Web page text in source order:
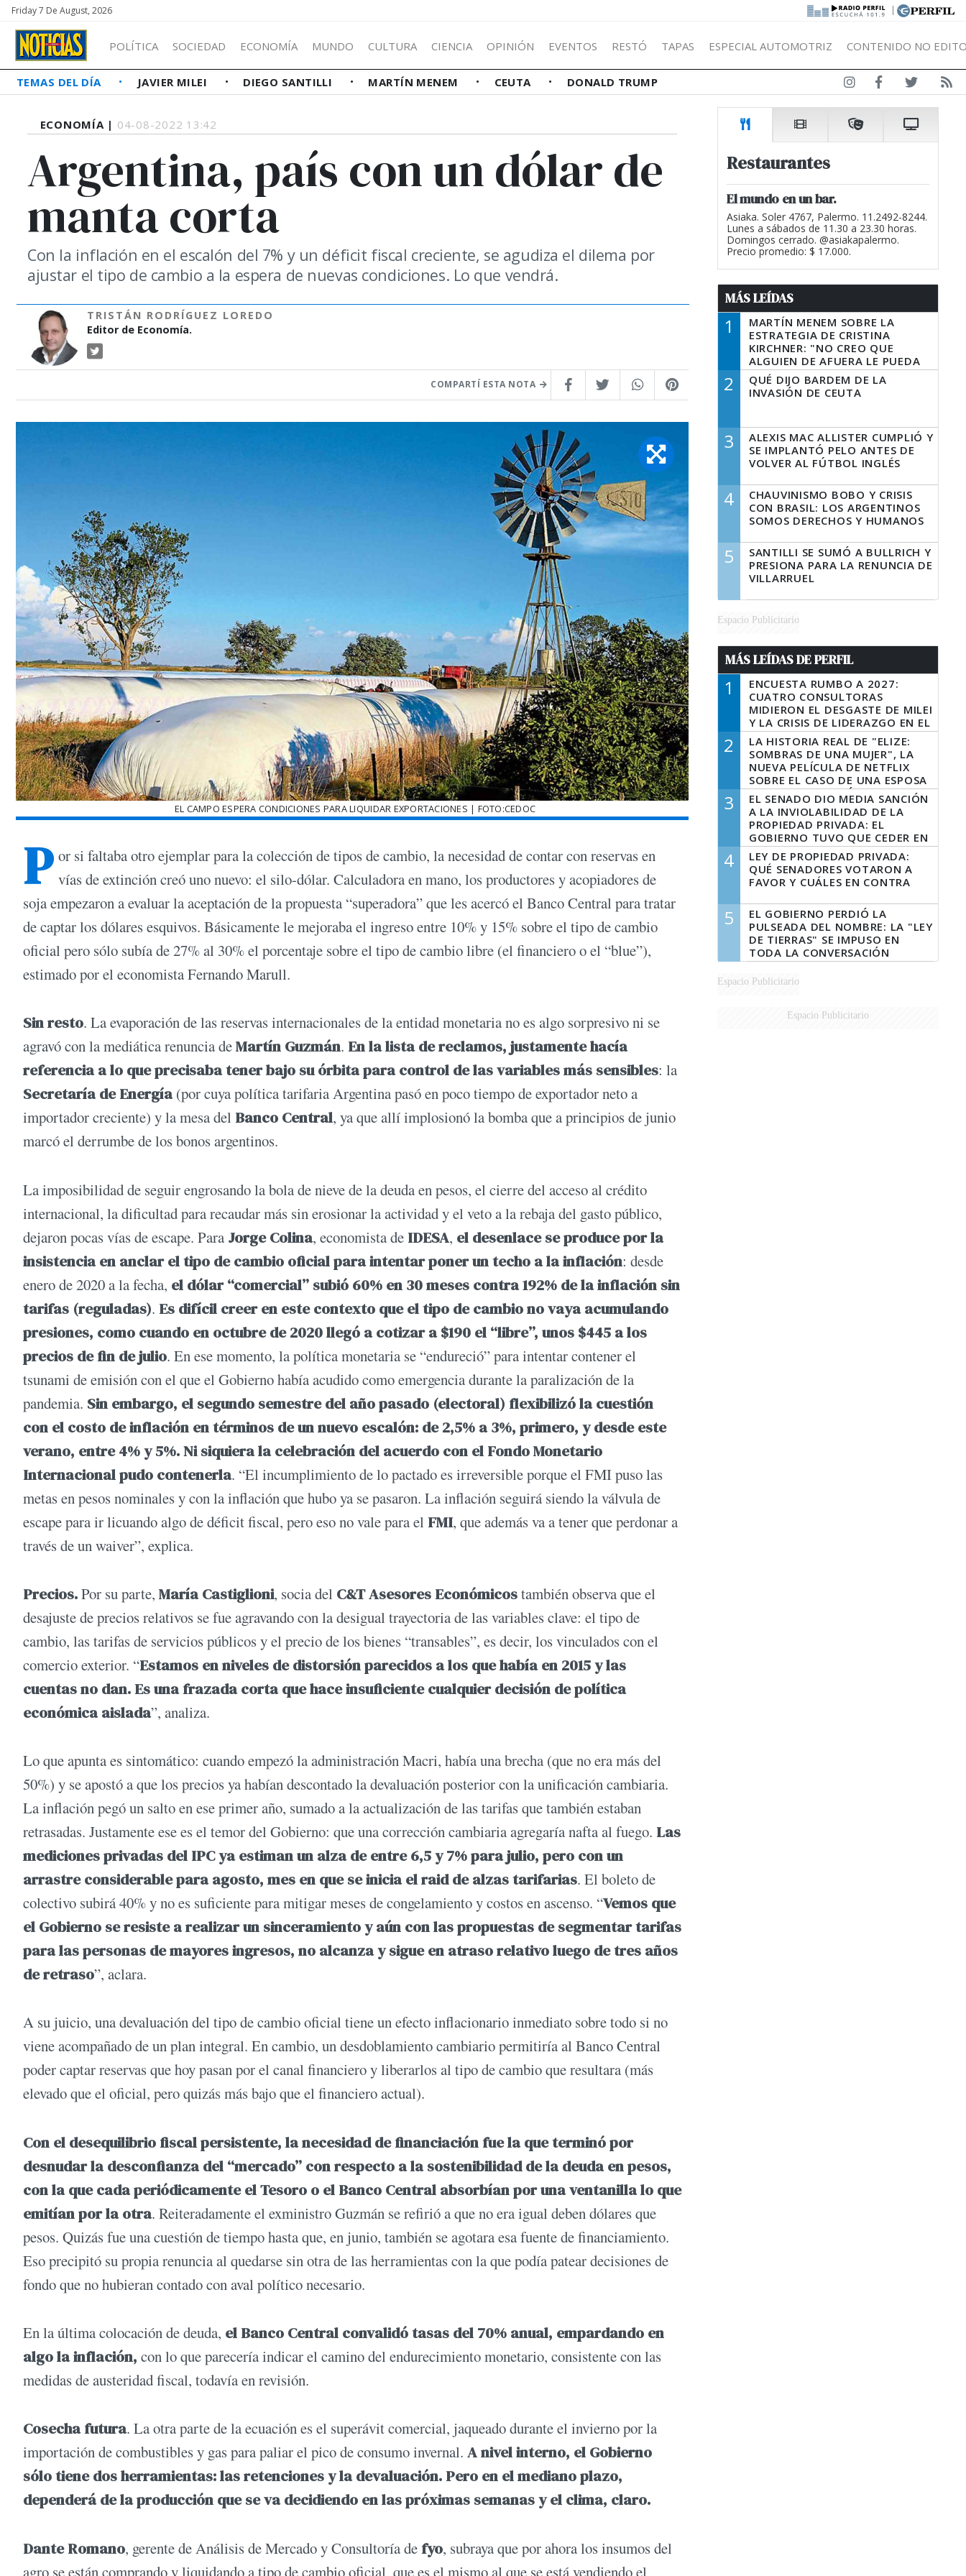
Friday 7 De August, 2026 |
POLÍTICA SOCIEDAD ECONOMÍA MUNDO CULTURA CIENCIA OPINIÓN EVENTOS RESTÓ TAPAS ESPECIAL AUTOMOTRIZ CONTENIDO NO
TEMAS DEL DÍA JAVIER MILEI DIEGO SANTILLI MARTÍN MENEM CEUTA DONALD TRUMP
ECONOMÍA | 04-08-2022 13:42
Argentina, país con un dólar de
manta corta
Con la inflación en el escalón del 7% y un déficit fiscal creciente, se agudiza el dilema por
ajustar el tipo de cambio a la espera de nuevas condiciones. Lo que vendrá.
TRISTÁN RODRÍGUEZ LOREDO
Editor de Economía.
COMPARTÍ ESTA NOTA
EL CAMPO ESPERA CONDICIONES PARA LIQUIDAR EXPORTACIONES | FOTO:CEDOC
P or si faltaba otro ejemplar para la colección de tipos de cambio, la necesidad de contar con reservas en
vías de extinción creó uno nuevo: el silo-dólar. Calculadora en mano, los productores y acopiadores de
soja empezaron a evaluar la aceptación de la propuesta “superadora” que les acercó el Banco Central para tratar
de captar los dólares esquivos. Básicamente le mejoraba el ingreso entre 10% y 15% sobre el tipo de cambio
oficial pero sólo subía de 27% al 30% el porcentaje sobre el tipo de cambio libre (el financiero o el “blue”),
estimado por el economista Fernando Marull.
Sin resto. La evaporación de las reservas internacionales de la entidad monetaria no es algo sorpresivo ni se
agravó con la mediática renuncia deMartín Guzmán. En la lista de reclamos, justamente hacía
referencia a lo que precisaba tener bajo su órbita para control de las variables más sensibles: la
Secretaría de Energía(por cuya política tarifaria Argentina pasó en poco tiempo de exportador neto a
importador creciente) y la mesa del Banco Central, ya que allí implosionó la bomba que a principios de junio
marcó el derrumbe de los bonos argentinos.
La imposibilidad de seguir engrosando la bola de nieve de la deuda en pesos, el cierre del acceso al crédito
internacional, la dificultad para recaudar más sin erosionar la actividad y el veto a la rebaja del gasto público,
dejaron pocas vías de escape. Para Jorge Colina, economista de IDESA, el desenlace se produce por la
insistencia en anclar el tipo de cambio oficial para intentar poner un techo a la inflación: desde
enero de 2020 a la fecha, el dólar “comercial” subió 60% en 30 meses contra 192% de la inflación sin
tarifas (reguladas). Es difícil creer en este contexto que el tipo de cambio no vaya acumulando
presiones, como cuando en octubre de 2020 llegó a cotizar a $190 el “libre”, unos $445 a los
precios de fin de julio. En ese momento, la política monetaria se “endureció” para intentar contener el
tsunami de emisión con el que el Gobierno había acudido como emergencia durante la paralización de la
pandemia. Sin embargo, el segundo semestre del año pasado (electoral) flexibilizó la cuestión
con el costo de inflación en términos de un nuevo escalón: de 2,5% a 3%, primero, y desde este
verano, entre 4% y 5%. Ni siquiera la celebración del acuerdo con el Fondo Monetario
Internacional pudo contenerla. “El incumplimiento de lo pactado es irreversible porque el FMI puso las
metas en pesos nominales y con la inflación que hubo ya se pasaron. La inflación seguirá siendo la válvula de
escape para ir licuando algo de déficit fiscal, pero eso no vale para el FMI, que además va a tener que perdonar a
través de un waiver”, explica.
Precios.Por su parte, María Castiglioni, socia del C&T Asesores Económicostambién observa que el
desajuste de precios relativos se fue agravando con la desigual trayectoria de las variables clave: el tipo de
cambio, las tarifas de servicios públicos y el precio de los bienes “transables”, es decir, los vinculados con el
comercio exterior. “Estamos en niveles de distorsión parecidos a los que había en 2015 y las
cuentas no dan. Es una frazada corta que hace insuficiente cualquier decisión de política
económica aislada”, analiza.
Lo que apunta es sintomático: cuando empezó la administración Macri, había una brecha (que no era más del
50%) y se apostó a que los precios ya habían descontado la devaluación posterior con la unificación cambiaria.
La inflación pegó un salto en ese primer año, sumado a la actualización de las tarifas que también estaban
retrasadas. Justamente ese es el temor del Gobierno: que una corrección cambiaria agregaría nafta al fuego. Las
mediciones privadas del IPC ya estiman un alza de entre 6,5 y 7% para julio, pero con un
arrastre considerable para agosto, mes en que se inicia el raid de alzas tarifarias. El boleto de
colectivo subirá 40% y no es suficiente para mitigar meses de congelamiento y costos en ascenso. “Vemos que
el Gobierno se resiste a realizar un sinceramiento y aún con las propuestas de segmentar tarifas
para las personas de mayores ingresos, no alcanza y sigue en atraso relativo luego de tres años
de retraso”, aclara.
A su juicio, una devaluación del tipo de cambio oficial tiene un efecto inflacionario inmediato sobre todo si no
viene acompañado de un plan integral. En cambio, un desdoblamiento cambiario permitiría al Banco Central
poder captar reservas que hoy pasan por el canal financiero y liberarlos al tipo de cambio que resultara (más
elevado que el oficial, pero quizás más bajo que el financiero actual).
Con el desequilibrio fiscal persistente, la necesidad de financiación fue la que terminó por
desnudar la desconfianza del “mercado” con respecto a la sostenibilidad de la deuda en pesos,
con la que cada periódicamente el Tesoro o el Banco Central absorbían por una ventanilla lo que
emitían por la otra. Reiteradamente el exministro Guzmán se refirió a que no era igual deben dólares que
pesos. Quizás fue una cuestión de tiempo hasta que, en junio, también se agotara esa fuente de financiamiento.
Eso precipitó su propia renuncia al quedarse sin otra de las herramientas con la que podía patear decisiones de
fondo que no hubieran contado con aval político necesario.
En la última colocación de deuda, el Banco Central convalidó tasas del 70% anual, empardando en
algo la inflación, con lo que parecería indicar el camino del endurecimiento monetario, consistente con las
medidas de austeridad fiscal, todavía en revisión.
Cosecha futura. La otra parte de la ecuación es el superávit comercial, jaqueado durante el invierno por la
importación de combustibles y gas para paliar el pico de consumo invernal. A nivel interno, el Gobierno
sólo tiene dos herramientas: las retenciones y la devaluación. Pero en el mediano plazo,
dependerá de la producción que se va decidiendo en las próximas semanas y el clima, claro.
Dante Romano, gerente de Análisis de Mercado y Consultoría de fyo, subraya que por ahora los insumos del
agro se están comprando y liquidando a tipo de cambio oficial, que es el mismo al que se está vendiendo el
Restaurantes
El mundo en un bar.
Asiaka. Soler 4767, Palermo. 11.2492-8244.
Lunes a sábados de 11.30 a 23.30 horas.
Domingos cerrado. @asiakapalermo.
Precio promedio: $ 17.000.
MÁS LEÍDAS
1
MARTÍN MENEM SOBRE LA
ESTRATEGIA DE CRISTINA
KIRCHNER: "NO CREO QUE
ALGUIEN DE AFUERA LE PUEDA
DECIR A LA JUSTICIA LO QUE
TIENE QUE HACER"
2
QUÉ DIJO BARDEM DE LA
INVASIÓN DE CEUTA
3
ALEXIS MAC ALLISTER CUMPLIÓ Y
SE IMPLANTÓ PELO ANTES DE
VOLVER AL FÚTBOL INGLÉS
4
CHAUVINISMO BOBO Y CRISIS
CON BRASIL: LOS ARGENTINOS
SOMOS DERECHOS Y HUMANOS
5
SANTILLI SE SUMÓ A BULLRICH Y
PRESIONA PARA LA RENUNCIA DE
VILLARRUEL
Espacio Publicitario
MÁS LEÍDAS DE PERFIL
1
ENCUESTA RUMBO A 2027:
CUATRO CONSULTORAS
MIDIERON EL DESGASTE DE MILEI
Y LA CRISIS DE LIDERAZGO EN EL
PERONISMO
2
LA HISTORIA REAL DE "ELIZE:
SOMBRAS DE UNA MUJER", LA
NUEVA PELÍCULA DE NETFLIX
SOBRE EL CASO DE UNA ESPOSA
QUE DESCUARTIZÓ A SU
MARIDO
3
EL SENADO DIO MEDIA SANCIÓN
A LA INVIOLABILIDAD DE LA
PROPIEDAD PRIVADA: EL
GOBIERNO TUVO QUE CEDER EN
LA LEY DEL MANEJO DEL FUEGO
4
LEY DE PROPIEDAD PRIVADA:
QUÉ SENADORES VOTARON A
FAVOR Y CUÁLES EN CONTRA
5
EL GOBIERNO PERDIÓ LA
PULSEADA DEL NOMBRE: LA "LEY
DE TIERRAS" SE IMPUSO EN
TODA LA CONVERSACIÓN
DIGITAL
Espacio Publicitario
Espacio Publicitario